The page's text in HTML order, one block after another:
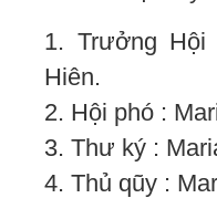
1. Trưởng Hội
Hiên.
2. Hội phó :
3. Thư ký :
4. Thủ qũy :